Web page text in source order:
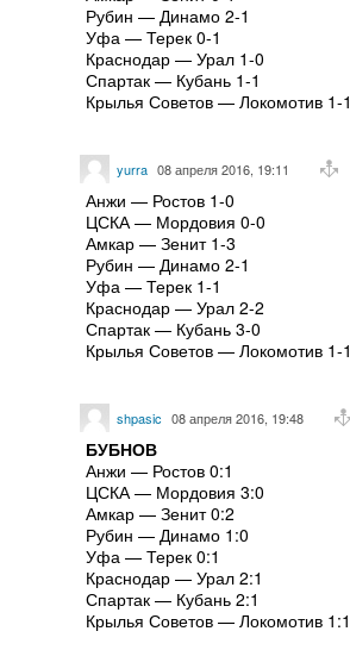
Рубин — Динамо 2-1
Уфа — Терек 0-1
Краснодар — Урал 1-0
Спартак — Кубань 1-1
Крылья Советов — Локомотив 1-1
yurra 08 апреля 2016, 19:11
Анжи — Ростов 1-0
ЦСКА — Мордовия 0-0
Амкар — Зенит 1-3
Рубин — Динамо 2-1
Уфа — Терек 1-1
Краснодар — Урал 2-2
Спартак — Кубань 3-0
Крылья Советов — Локомотив 1-1
shpasic 08 апреля 2016, 19:48
БУБНОВ
Анжи — Ростов 0:1
ЦСКА — Мордовия 3:0
Амкар — Зенит 0:2
Рубин — Динамо 1:0
Уфа — Терек 0:1
Краснодар — Урал 2:1
Спартак — Кубань 2:1
Крылья Советов — Локомотив 1:1